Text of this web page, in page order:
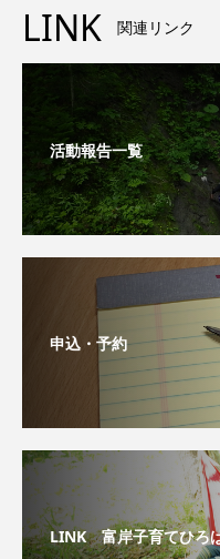
LINK 関連リンク
活動報告一覧
申込・予約
LINK 富岸子育てひろ